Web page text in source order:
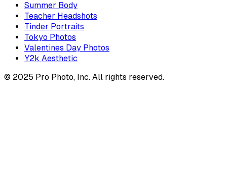
Summer Body
Teacher Headshots
Tinder Portraits
Tokyo Photos
Valentines Day Photos
Y2k Aesthetic
© 2025 Pro Photo, Inc. All rights reserved.